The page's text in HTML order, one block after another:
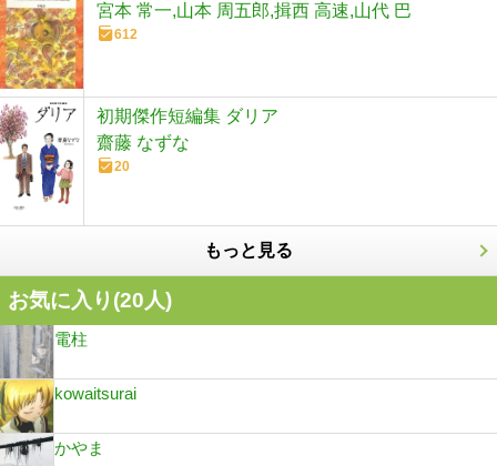
宮本 常一,山本 周五郎,揖西 高速,山代 巴
612
初期傑作短編集 ダリア
齋藤 なずな
20
もっと見る
お気に入り(20人)
電柱
kowaitsurai
かやま